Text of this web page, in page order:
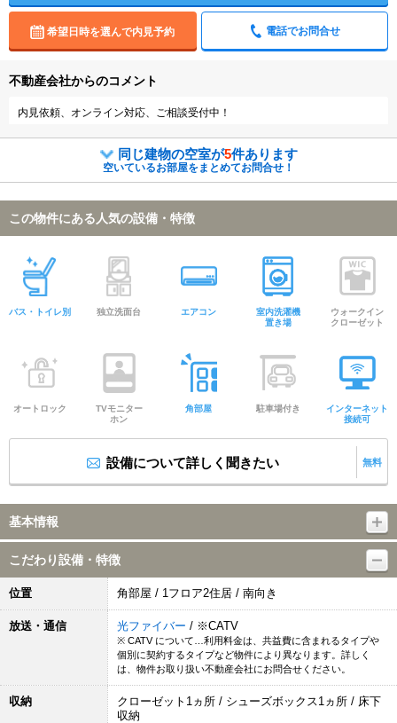
希望日時を選んで内見予約 電話でお問合せ
不動産会社からのコメント
内見依頼、オンライン対応、ご相談受付中！
同じ建物の空室が5件あります
空いているお部屋をまとめてお問合せ！
この物件にある人気の設備・特徴
バス・トイレ別 独立洗面台 エアコン
室内洗濯機
置き場
ウォークイン
クローゼット
オートロック
TVモニター
ホン
角部屋 駐車場付き
インターネット
接続可
設備について詳しく聞きたい 無料
基本情報
こだわり設備・特徴
位置 角部屋 / 1フロア2住居 / 南向き
放送・通信 光ファイバー / ※CATV
※ CATV について…利用料金は、共益費に含まれるタイプや
個別に契約するタイプなど物件により異なります。詳しく
は、物件お取り扱い不動産会社にお問合せください。
収納
クローゼット1ヵ所 / シューズボックス1ヵ所 / 床下
収納